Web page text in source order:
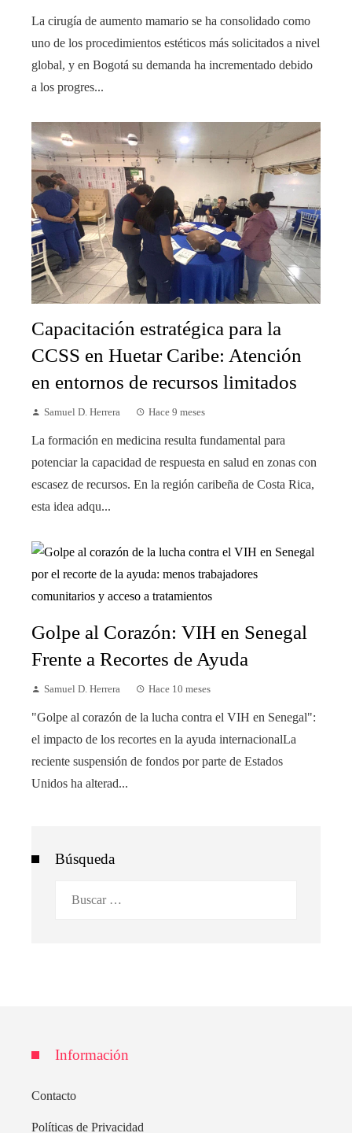
La cirugía de aumento mamario se ha consolidado como
uno de los procedimientos estéticos más solicitados a nivel
global, y en Bogotá su demanda ha incrementado debido
a los progres...
Capacitación estratégica para la
CCSS en Huetar Caribe: Atención
en entornos de recursos limitados
Samuel D. Herrera Hace 9 meses
La formación en medicina resulta fundamental para
potenciar la capacidad de respuesta en salud en zonas con
escasez de recursos. En la región caribeña de Costa Rica,
esta idea adqu...
Golpe al Corazón: VIH en Senegal
Frente a Recortes de Ayuda
Samuel D. Herrera Hace 10 meses
"Golpe al corazón de la lucha contra el VIH en Senegal":
el impacto de los recortes en la ayuda internacionalLa
reciente suspensión de fondos por parte de Estados
Unidos ha alterad...
Búsqueda
Información
Contacto
Políticas de Privacidad